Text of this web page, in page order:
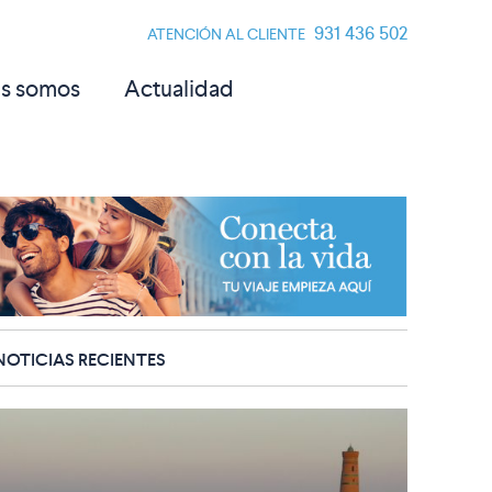
ATENCIÓN AL CLIENTE 931 436 502
somos Actualidad
RECIENTES